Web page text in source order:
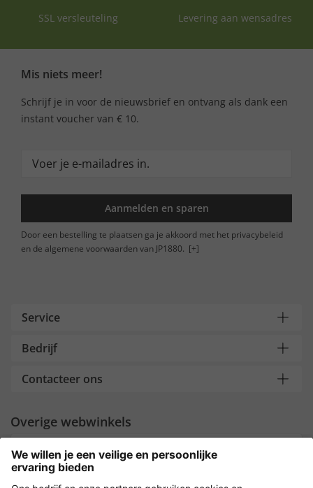
SSL versleuteling Levering aan wensadres
Mis niets meer!
Schrijf je in voor de nieuwsbrief en ontvang als dank een
instant voucher van € 10.
Aanmelden en sparen
Door een bestelling te plaatsen ga je akkoord met het privacybeleid
en de algemene voorwaarden van JP1880. [+]
Service
Bedrijf
Contacteer ons
Overige webwinkels
Nederland